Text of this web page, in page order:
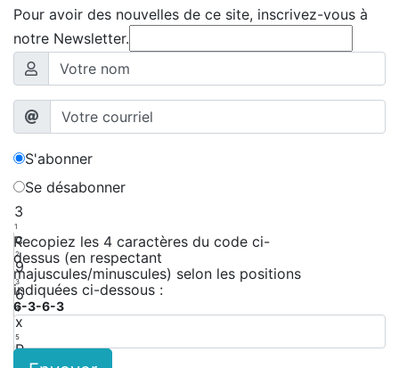
Pour avoir des nouvelles de ce site, inscrivez-vous à
notre Newsletter.
S'abonner
Se désabonner
3
1
c
2
9
3
6
4
x
5
P
Recopiez les 4 caractères du code ci-
dessus (en respectant
majuscules/minuscules) selon les positions
indiquées ci-dessous :
6-3-6-3